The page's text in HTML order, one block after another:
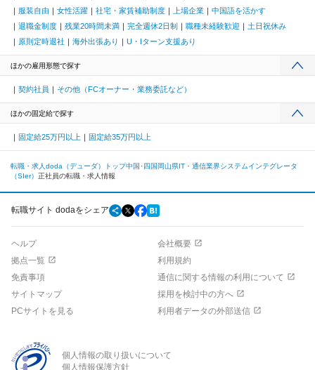
服装自由
女性活躍 社宅・家賃補助制度 上場企業
中国語を活かす
退職金制度
残業20時間未満 完全週休2日制 職種未経験歓迎
土日祝休み
原則定時退社
海外出張あり U・Iターン支援あり
ほかの雇用形態で探す
契約社員 その他（FCオーナー・業務委託など）
ほかの固定給で探す
固定給25万円以上 固定給35万円以上
転職・求人doda（デューダ）トップ中国･四国 岡山県IT・通信業界システムインテグレータ
（SIer） 正社員の転職・求人情報
転職サイト dodaをシェア
ヘルプ
会社概要
拠点一覧
利用規約
免責事項
通信に関する情報の利用について
サイトマップ
採用を検討中の方へ
PCサイトを見る
利用者データの外部送信
個人情報の取り扱いについて
個人情報保護方針